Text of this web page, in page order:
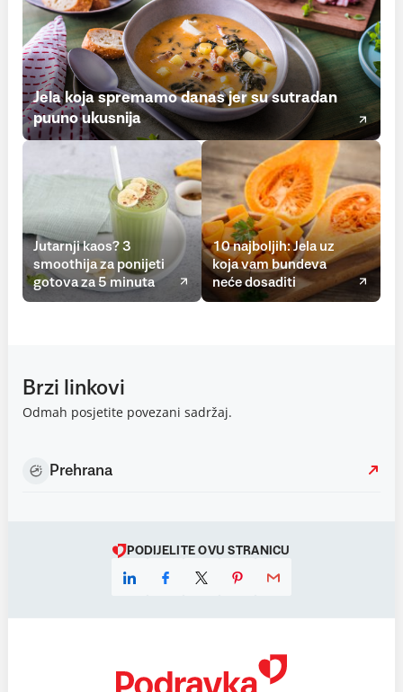
Jela koja spremamo danas jer su sutradan
puuno ukusnija
Jutarnji kaos? 3
smoothija za ponijeti
gotova za 5 minuta
10 najboljih: Jela uz
koja vam bundeva
neće dosaditi
Brzi linkovi
Odmah posjetite povezani sadržaj.
Prehrana
PODIJELITE OVU STRANICU